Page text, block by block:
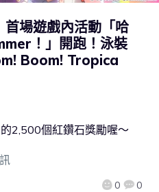
場遊戲內活動「哈
！」開跑！泳裝
Boom! Tropica
0 0
2,500個紅鑽石獎勵喔～